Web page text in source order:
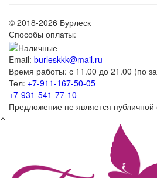
© 2018-2026 Бурлеск
Способы оплаты:
Email: burleskkk@mail.ru
Время работы: с 11.00 до 21.00 (по
Тел: +7-911-167-50-05
+7-931-541-77-10
Предложение не является